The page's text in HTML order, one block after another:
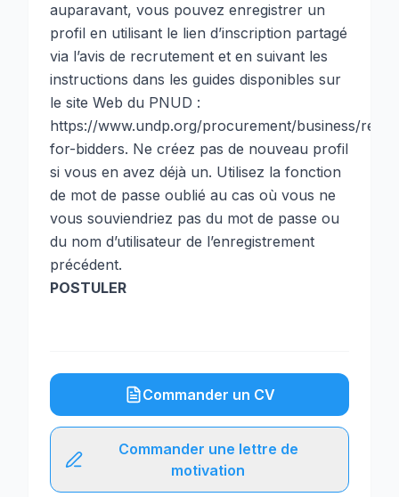
auparavant, vous pouvez enregistrer un
profil en utilisant le lien d’inscription partagé
via l’avis de recrutement et en suivant les
instructions dans les guides disponibles sur
le site Web du PNUD :
https://www.undp.org/procurement/business/
for-bidders. Ne créez pas de nouveau profil
si vous en avez déjà un. Utilisez la fonction
de mot de passe oublié au cas où vous ne
vous souviendriez pas du mot de passe ou
du nom d’utilisateur de l’enregistrement
précédent.
POSTULER
Commander un CV
Commander une lettre de
motivation